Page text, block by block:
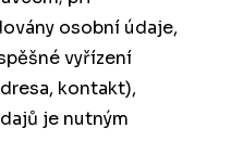
osobní údaje,
vyřízení
kontakt),
je nutným